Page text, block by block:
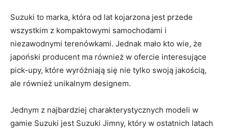
Suzuki to marka, ⁣która od lat kojarzona jest przede
wszystkim z⁤ kompaktowymi samochodami i
niezawodnymi terenówkami. Jednak mało kto wie, że
japoński producent ma ​również w ofercie interesujące
pick-upy, które wyróżniają się nie tylko swoją jakością,
ale również unikalnym designem.
Jednym z ⁤najbardziej charakterystycznych modeli w
gamie Suzuki jest ‌Suzuki Jimny, który w ostatnich⁣ latach